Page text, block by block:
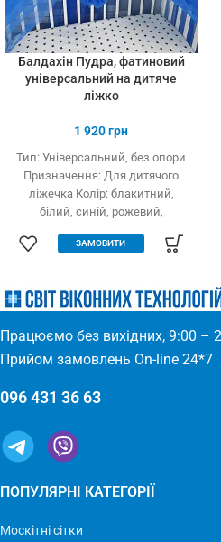
Балдахін Пудра, фатиновий
універсальний на дитяче
ліжко
1 920грн
Тип: Універсальний, без опори
Призначення: Для дитячого
ліжечка Колір: блакитний,
білий, синій, рожевий,
(Євросітка) Розміри: 1,8 х 9 м
ЗАМОВИТИ
Працюємо без вихідних, 9:00 –
Прийом замовлень On-line 24*7
096 431 36 63
ПОПУЛЯРНІ КАТЕГОРІЇ
Москітні сітки